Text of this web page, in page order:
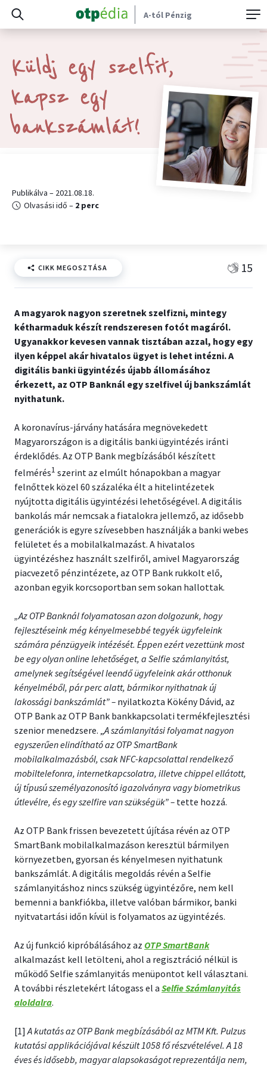
A-tól Pénzig
Küldj egy szelfit,
kapsz egy
bankszámlát!
Publikálva – 2021.08.18.
Olvasási idő – 2 perc
CIKK MEGOSZTÁSA 15
A magyarok nagyon szeretnek szelfizni, mintegy
kétharmaduk készít rendszeresen fotót magáról.
Ugyanakkor kevesen vannak tisztában azzal, hogy egy
ilyen képpel akár hivatalos ügyet is lehet intézni. A
digitális banki ügyintézés újabb állomásához
érkezett, az OTP Banknál egy szelfivel új bankszámlát
nyithatunk.
A koronavírus-járvány hatására megnövekedett
Magyarországon is a digitális banki ügyintézés iránti
érdeklődés. Az OTP Bank megbízásából készített
felmérés1 szerint az elmúlt hónapokban a magyar
felnőttek közel 60 százaléka élt a hitelintézetek
nyújtotta digitális ügyintézési lehetőségével. A digitális
bankolás már nemcsak a fiatalokra jellemző, az idősebb
generációk is egyre szívesebben használják a banki webes
felületet és a mobilalkalmazást. A hivatalos
ügyintézéshez használt szelfiről, amivel Magyarország
piacvezető pénzintézete, az OTP Bank rukkolt elő,
azonban egyik korcsoportban sem sokan hallottak.
„Az OTP Banknál folyamatosan azon dolgozunk, hogy
fejlesztéseink még kényelmesebbé tegyék ügyfeleink
számára pénzügyeik intézését. Éppen ezért vezettünk most
be egy olyan online lehetőséget, a Selfie számlanyitást,
amelynek segítségével leendő ügyfeleink akár otthonuk
kényelméből, pár perc alatt, bármikor nyithatnak új
lakossági bankszámlát” – nyilatkozta Kökény Dávid, az
OTP Bank az OTP Bank bankkapcsolati termékfejlesztési
szenior menedzsere. „A számlanyitásifolyamat nagyon
egyszerűen elindítható az OTP SmartBank
mobilalkalmazásból, csak NFC-kapcsolattal rendelkező
mobiltelefonra, internetkapcsolatra, illetve chippel ellátott,
új típusú személyazonosító igazolványra vagy biometrikus
útlevélre, és egy szelfire van szükségük” – tette hozzá.
Az OTP Bank frissen bevezetett újítása révén az OTP
SmartBank mobilalkalmazáson keresztül bármilyen
környezetben, gyorsan és kényelmesen nyithatunk
bankszámlát. A digitális megoldás révén a Selfie
számlanyitáshoz nincs szükség ügyintézőre, nem kell
bemenni a bankfiókba, illetve valóban bármikor, banki
nyitvatartási időn kívül is folyamatos az ügyintézés.
Az új funkció kipróbálásához az OTP SmartBank
alkalmazást kell letölteni, ahol a regisztráció nélkül is
működő Selfie számlanyitás menüpontot kell választani.
A további részletekért látogass el a Selfie Számlanyitás
aloldalra.
[1]A kutatás az OTP Bank megbízásából az MTM Kft. Pulzus
kutatási applikációjával készült 1058 fő részvételével. A 18
éves és idősebb, magyar alapsokaságot reprezentálja nem,